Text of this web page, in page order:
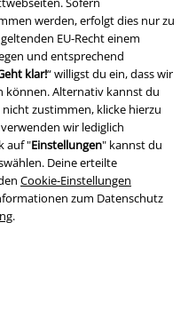
werden, erfolgt dies nur zu
EU-Recht einem
und entsprechend
klar!“ willigst du ein, dass wir
können. Alternativ kannst du
zustimmen, klicke hierzu
wir lediglich
auf "Einstellungen" kannst du
Deine erteilte
Cookie-Einstellungen
zum Datenschutz
.